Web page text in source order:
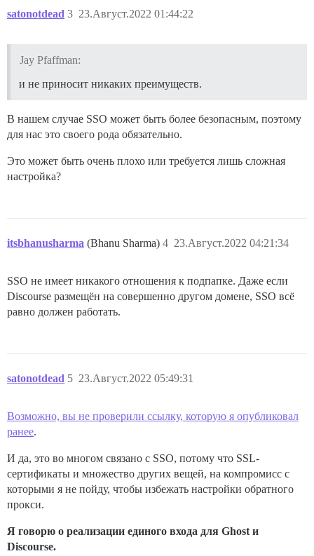
satonotdead 23.Август.2022 01:44:22
3
Jay Pfaffman:
и не приносит никаких преимуществ.
В нашем случае SSO может быть более безопасным, поэтому
для нас это своего рода обязательно.
Это может быть очень плохо или требуется лишь сложная
настройка?
itsbhanusharma (Bhanu Sharma) 23.Август.2022 04:21:34
4
SSO не имеет никакого отношения к подпапке. Даже если
Discourse размещён на совершенно другом домене, SSO всё
равно должен работать.
satonotdead 23.Август.2022 05:49:31
5
Возможно, вы не проверили ссылку, которую я опубликовал
ранее.
И да, это во многом связано с SSO, потому что SSL-
сертификаты и множество других вещей, на компромисс с
которыми я не пойду, чтобы избежать настройки обратного
прокси.
Я говорю о реализации единого входа для Ghost и
Discourse.